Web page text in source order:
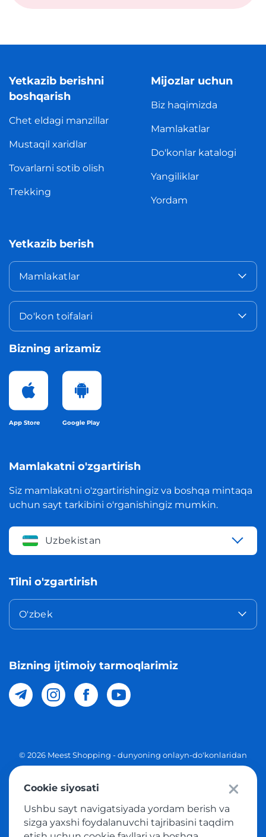
Yetkazib berishni
boshqarish
Chet eldagi manzillar
Mustaqil xaridlar
Tovarlarni sotib olish
Trekking
Mijozlar uchun
Biz haqimizda
Mamlakatlar
Do'konlar katalogi
Yangiliklar
Yordam
Yetkazib berish
Mamlakatlar
Do'kon toifalari
Bizning arizamiz
App Store Google Play
Mamlakatni o'zgartirish
Siz mamlakatni o'zgartirishingiz va boshqa mintaqa
uchun sayt tarkibini o'rganishingiz mumkin.
Uzbekistan
Tilni o'zgartirish
O'zbek
Bizning ijtimoiy tarmoqlarimiz
© 2026 Meest Shopping - dunyoning onlayn-do'konlaridan
Ommaviy taklif
Cookie siyosati
Ushbu sayt navigatsiyada yordam berish va
sizga yaxshi foydalanuvchi tajribasini taqdim